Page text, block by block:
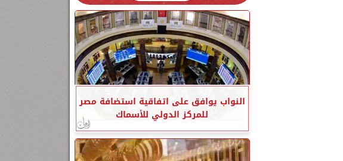
النواب يوافق على اتفاقية استضافة مصر
للمركز الدولي للأسماك